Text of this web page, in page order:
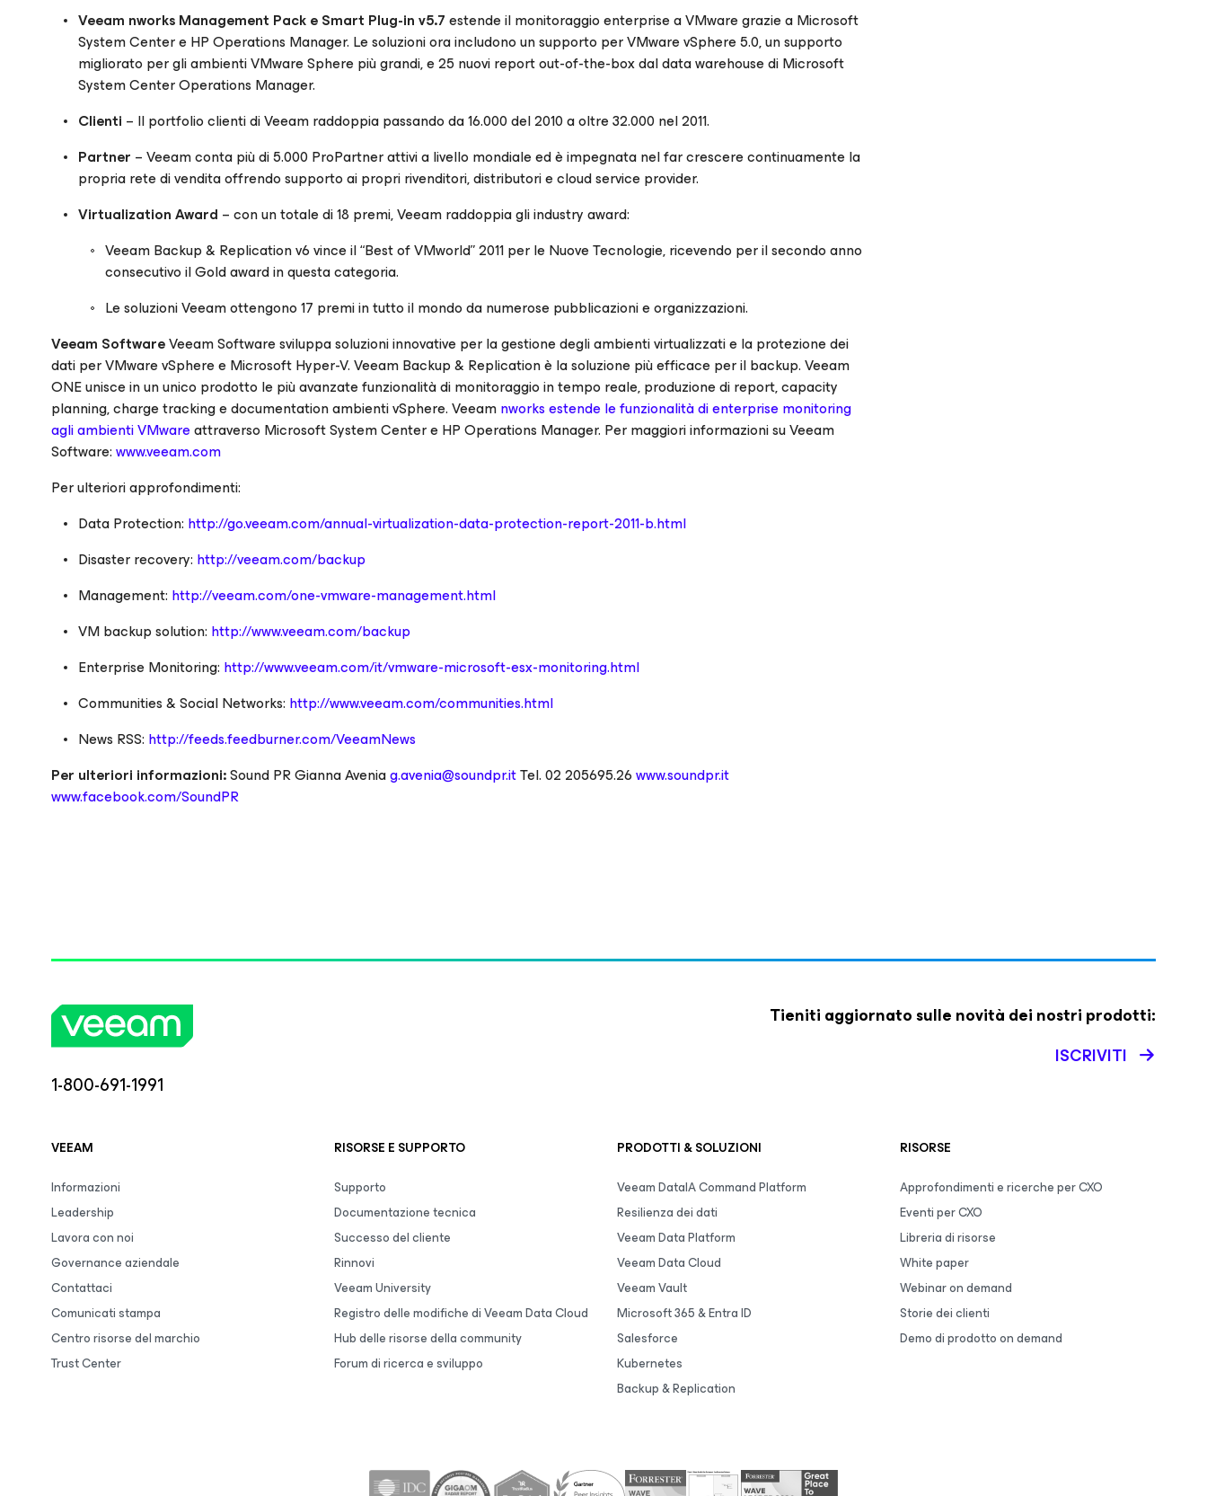
Veeam nworks Management Pack e Smart Plug-in v5.7estende il monitoraggio enterprise a VMware grazie a Microsoft
System Center e HP Operations Manager. Le soluzioni ora includono un supporto per VMware vSphere 5.0, un supporto
migliorato per gli ambienti VMware Sphere più grandi, e 25 nuovi report out-of-the-box dal data warehouse di Microsoft
System Center Operations Manager.
Clienti – Il portfolio clienti di Veeam raddoppia passando da 16.000 del 2010 a oltre 32.000 nel 2011.
Partner – Veeam conta più di 5.000 ProPartner attivi a livello mondiale ed è impegnata nel far crescere continuamente la
propria rete di vendita offrendo supporto ai propri rivenditori, distributori e cloud service provider.
Virtualization Award – con un totale di 18 premi, Veeam raddoppia gli industry award:
Veeam Backup & Replication v6 vince il “Best of VMworld” 2011 per le Nuove Tecnologie, ricevendo per il secondo anno
consecutivo il Gold award in questa categoria.
Le soluzioni Veeam ottengono 17 premi in tutto il mondo da numerose pubblicazioni e organizzazioni.
Veeam SoftwareVeeam Software sviluppa soluzioni innovative per la gestione degli ambienti virtualizzati e la protezione dei
dati per VMware vSphere e Microsoft Hyper-V. Veeam Backup & Replication è la soluzione più efficace per il backup. Veeam
ONE unisce in un unico prodotto le più avanzate funzionalità di monitoraggio in tempo reale, produzione di report, capacity
planning, charge tracking e documentation ambienti vSphere. Veeamnworks estende le funzionalità di enterprise monitoring
agli ambienti VMwareattraverso Microsoft System Center e HP Operations Manager. Per maggiori informazioni su Veeam
Software:www.veeam.com
Per ulteriori approfondimenti:
Data Protection: http://go.veeam.com/annual-virtualization-data-protection-report-2011-b.html
Disaster recovery: http://veeam.com/backup
Management: http://veeam.com/one-vmware-management.html
VM backup solution: http://www.veeam.com/backup
Enterprise Monitoring: http://www.veeam.com/it/vmware-microsoft-esx-monitoring.html
Communities & Social Networks: http://www.veeam.com/communities.html
News RSS: http://feeds.feedburner.com/VeeamNews
Per ulteriori informazioni:Sound PR Gianna Aveniag.avenia@soundpr.itTel. 02 205695.26www.soundpr.it
www.facebook.com/SoundPR
1-800-691-1991
Tieniti aggiornato sulle novità dei nostri prodotti:
ISCRIVITI
VEEAM
Informazioni
Leadership
Lavora con noi
Governance aziendale
Contattaci
Comunicati stampa
Centro risorse del marchio
Trust Center
RISORSE E SUPPORTO
Supporto
Documentazione tecnica
Successo del cliente
Rinnovi
Veeam University
Registro delle modifiche di Veeam Data Cloud
Hub delle risorse della community
Forum di ricerca e sviluppo
PRODOTTI & SOLUZIONI
Veeam DataIA Command Platform
Resilienza dei dati
Veeam Data Platform
Veeam Data Cloud
Veeam Vault
Microsoft 365 & Entra ID
Salesforce
Kubernetes
Backup & Replication
RISORSE
Approfondimenti e ricerche per CXO
Eventi per CXO
Libreria di risorse
White paper
Webinar on demand
Storie dei clienti
Demo di prodotto on demand